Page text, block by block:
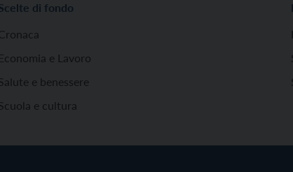
di fondo
Economia e Lavoro
e benessere
e cultura